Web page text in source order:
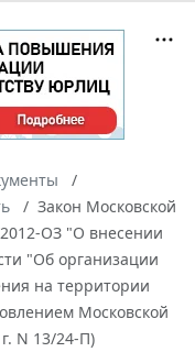
Закон Московской
2012-ОЗ "О внесении
"Об организации
на территории
Московской
N 13/24-П)